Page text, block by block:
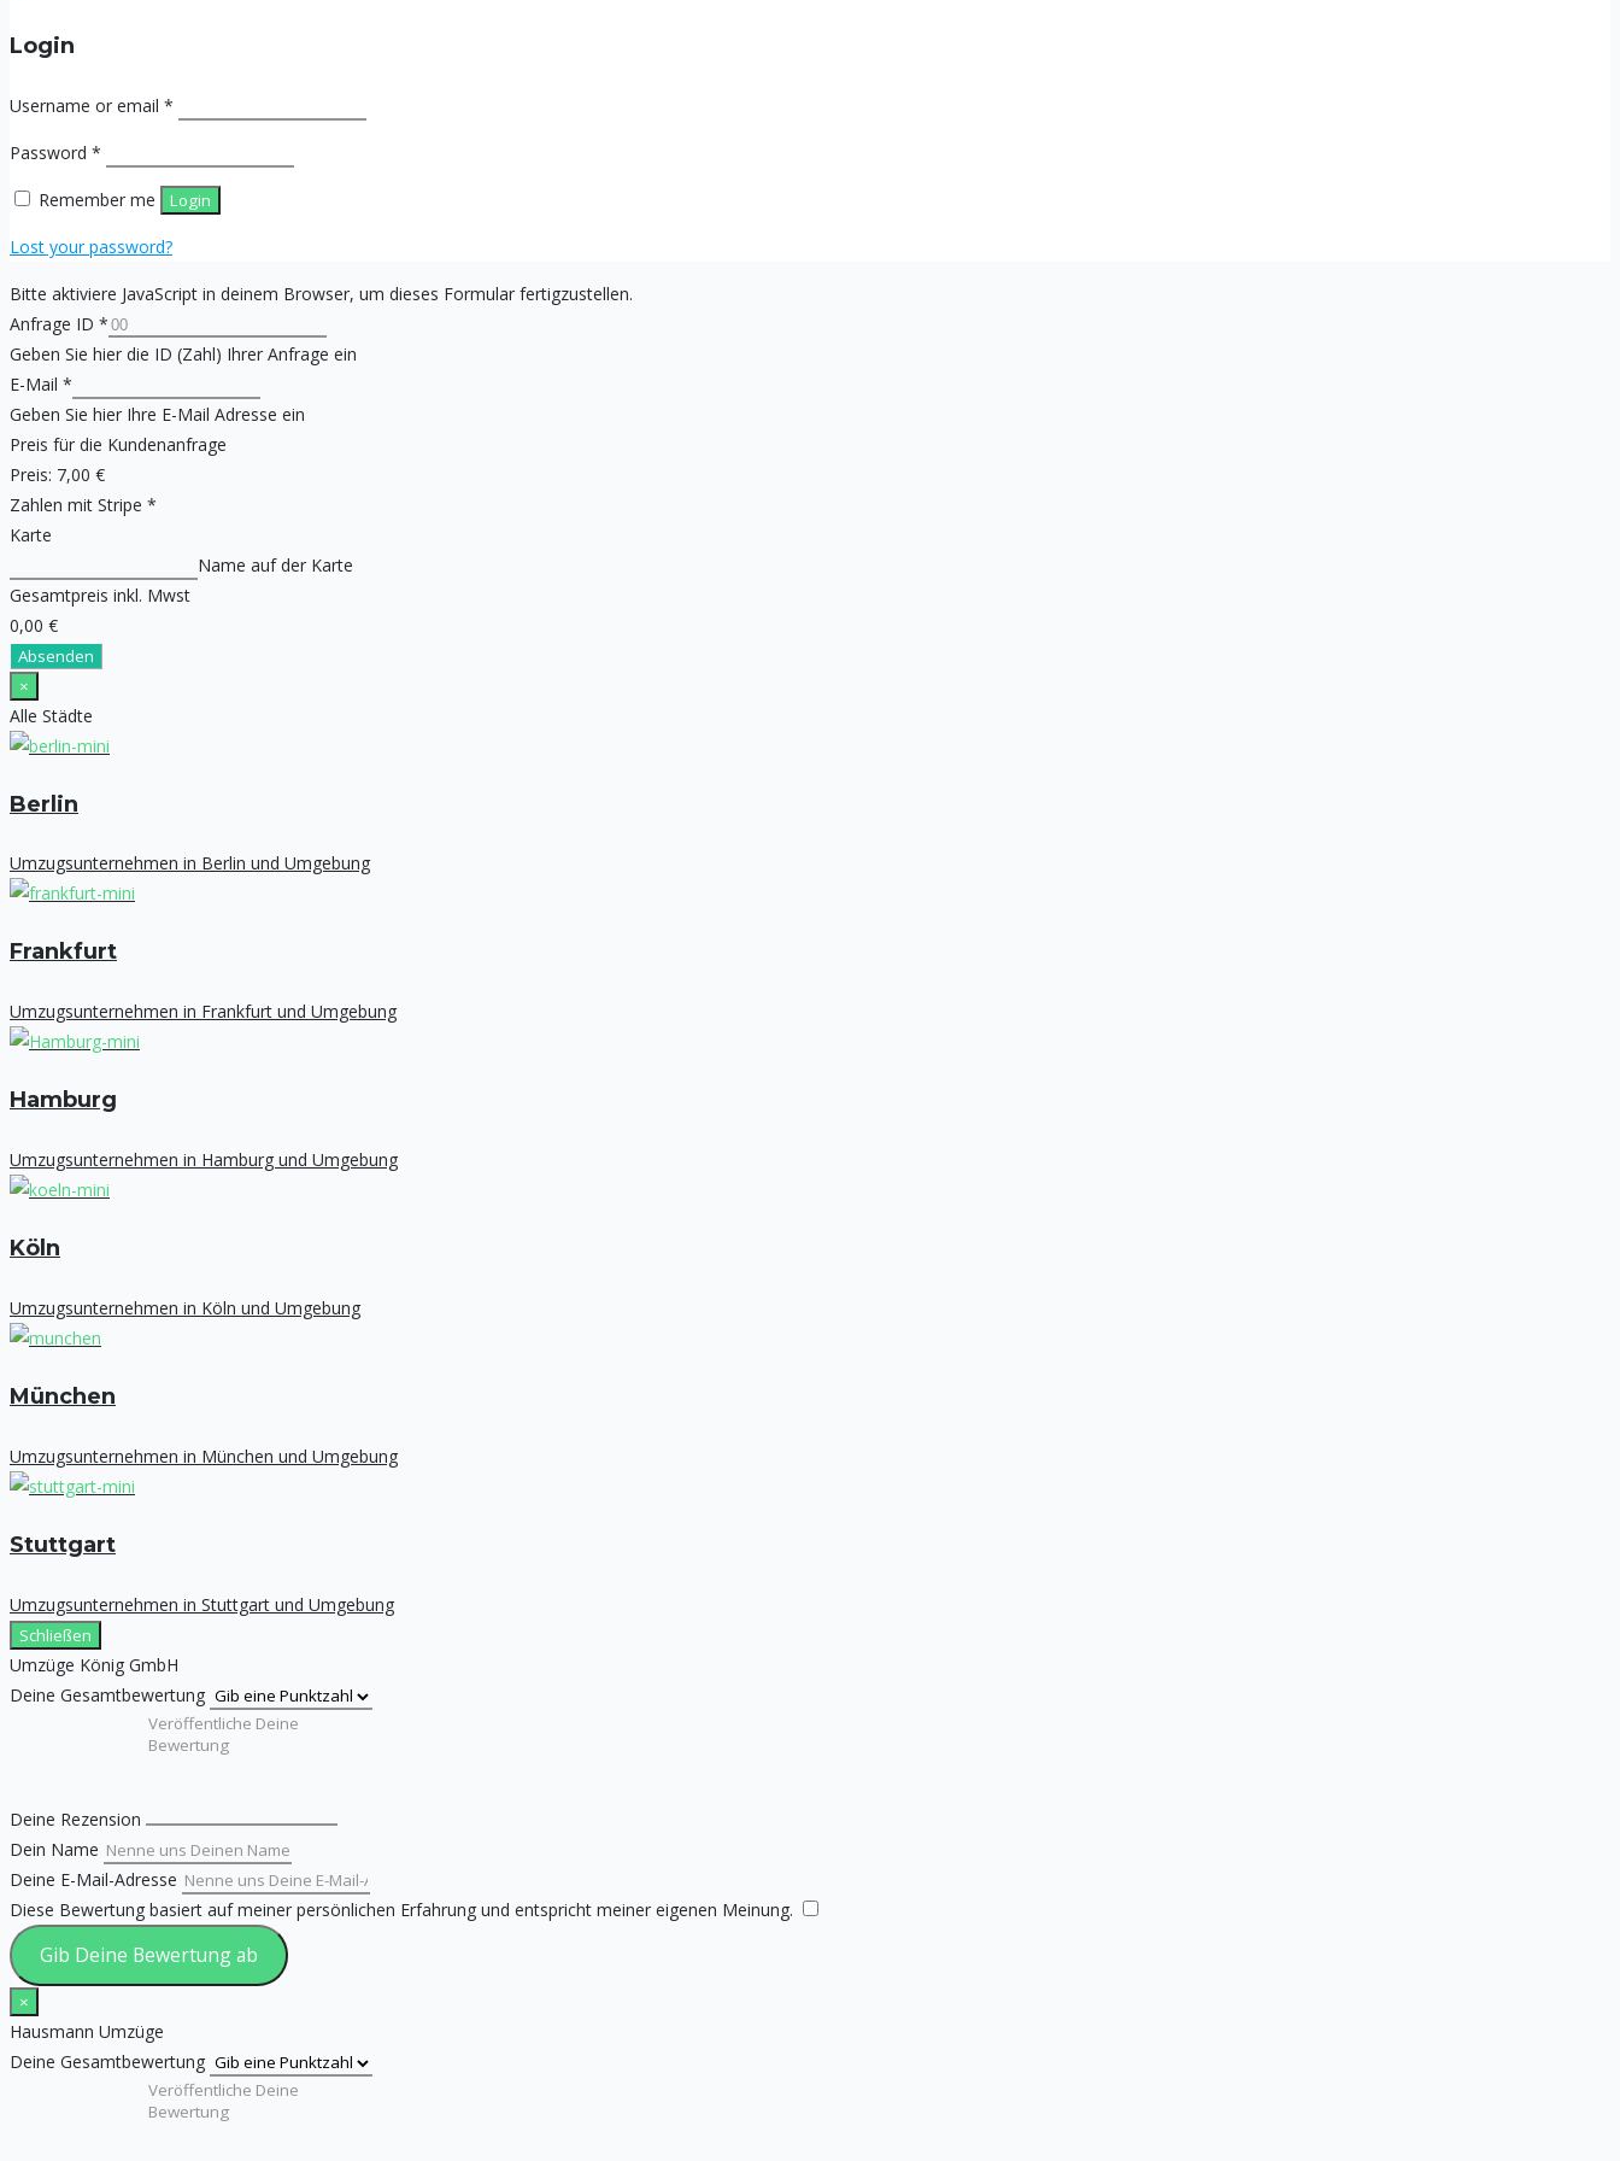
Login
Username or email *
Password *
Remember me Login
Lost your password?
Bitte aktiviere JavaScript in deinem Browser, um dieses Formular fertigzustellen.
Anfrage ID *
Geben Sie hier die ID (Zahl) Ihrer Anfrage ein
E-Mail *
Geben Sie hier Ihre E-Mail Adresse ein
Preis für die Kundenanfrage
Preis: 7,00 €
Zahlen mit Stripe *
Karte
Name auf der Karte
Gesamtpreis inkl. Mwst
0,00 €
Absenden
×
Alle Städte
Berlin
Umzugsunternehmen in Berlin und Umgebung
Frankfurt
Umzugsunternehmen in Frankfurt und Umgebung
Hamburg
Umzugsunternehmen in Hamburg und Umgebung
Köln
Umzugsunternehmen in Köln und Umgebung
München
Umzugsunternehmen in München und Umgebung
Stuttgart
Umzugsunternehmen in Stuttgart und Umgebung
Schließen
Umzüge König GmbH
Deine Gesamtbewertung
Deine Rezension
Dein Name
Deine E-Mail-Adresse
Diese Bewertung basiert auf meiner persönlichen Erfahrung und entspricht meiner eigenen Meinung.
Gib Deine Bewertung ab
×
Hausmann Umzüge
Deine Gesamtbewertung